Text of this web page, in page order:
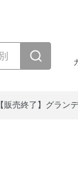
【販売終了】グラ